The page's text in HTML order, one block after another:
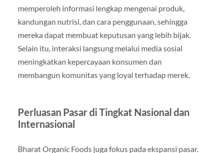
memperoleh informasi lengkap mengenai produk,
kandungan nutrisi, dan cara penggunaan, sehingga
mereka dapat membuat keputusan yang lebih bijak.
Selain itu, interaksi langsung melalui media sosial
meningkatkan kepercayaan konsumen dan
membangun komunitas yang loyal terhadap merek.
Perluasan Pasar di Tingkat Nasional dan
Internasional
Bharat Organic Foods juga fokus pada ekspansi pasar.